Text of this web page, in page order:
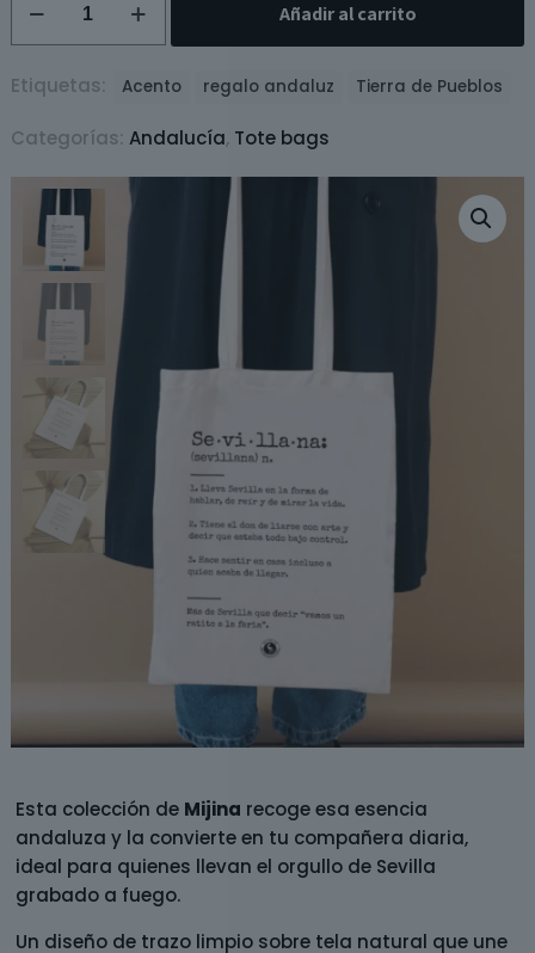
Esta colección de Mijina recoge esa esencia
andaluza y la convierte en tu compañera diaria,
ideal para quienes llevan el orgullo de Sevilla
grabado a fuego.
Un diseño de trazo limpio sobre tela natural que une
Sevillana
/
cantidad
Añadir al carrito
Etiquetas: Acento regalo andaluz Tierra de Pueblos
Categorías: Andalucía, Tote bags